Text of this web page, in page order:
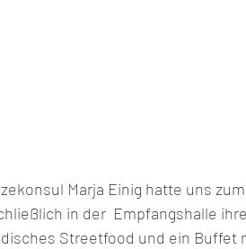
Marja Einig hatte uns
in der  Empfangshalle
Streetfood und ein Buffet